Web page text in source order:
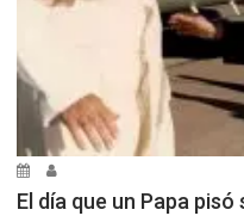
El día que un Papa